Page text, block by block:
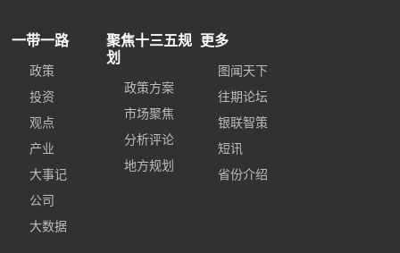
一带一路
政策
投资
观点
产业
大事记
公司
大数据
聚焦十三五规
划
政策方案
市场聚焦
分析评论
地方规划
更多
图闻天下
往期论坛
银联智策
短讯
省份介绍